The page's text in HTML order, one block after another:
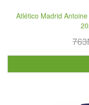
Atlético Madrid